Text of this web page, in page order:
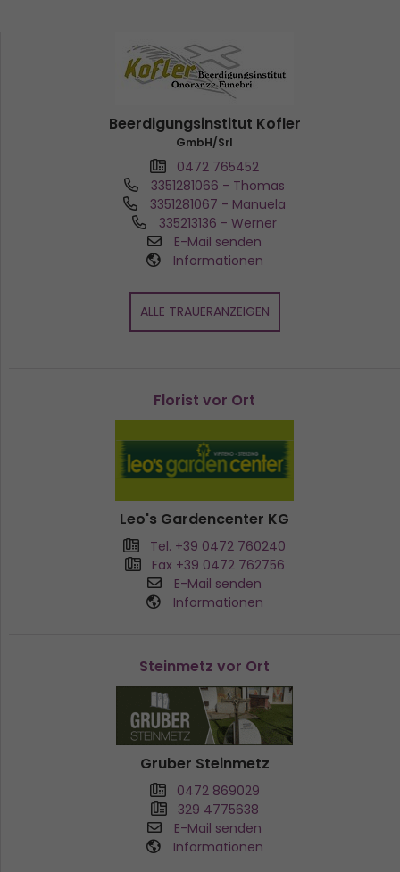
Beerdigungsinstitut Kofler
GmbH/Srl
0472 765452
3351281066 - Thomas
3351281067 - Manuela
335213136 - Werner
E-Mail senden
Informationen
ALLE TRAUERANZEIGEN
Florist vor Ort
Leo's Gardencenter KG
Tel. +39 0472 760240
Fax +39 0472 762756
E-Mail senden
Informationen
Steinmetz vor Ort
Gruber Steinmetz
0472 869029
329 4775638
E-Mail senden
Informationen